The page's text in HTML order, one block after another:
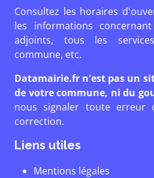
Consultez les horaires
les informations
adjoints, tous les
commune, etc.
Datamairie.fr n'est pas un
de votre commune, ni du
nous signaler toute erreur
correction.
Liens utiles
Mentions légales